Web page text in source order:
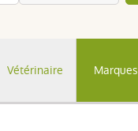
Vétérinaire Marques
CNY